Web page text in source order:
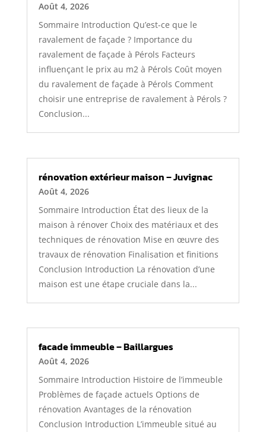
Août 4, 2026
Sommaire Introduction Qu’est-ce que le
ravalement de façade ? Importance du
ravalement de façade à Pérols Facteurs
influençant le prix au m2 à Pérols Coût moyen
du ravalement de façade à Pérols Comment
choisir une entreprise de ravalement à Pérols ?
Conclusion...
rénovation extérieur maison – Juvignac
Août 4, 2026
Sommaire Introduction État des lieux de la
maison à rénover Choix des matériaux et des
techniques de rénovation Mise en œuvre des
travaux de rénovation Finalisation et finitions
Conclusion Introduction La rénovation d’une
maison est une étape cruciale dans la...
facade immeuble – Baillargues
Août 4, 2026
Sommaire Introduction Histoire de l’immeuble
Problèmes de façade actuels Options de
rénovation Avantages de la rénovation
Conclusion Introduction L’immeuble situé au